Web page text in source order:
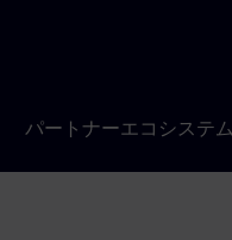
パートナーエコシステム